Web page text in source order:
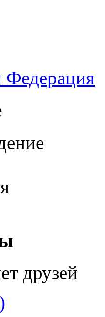
Федерация
друзей